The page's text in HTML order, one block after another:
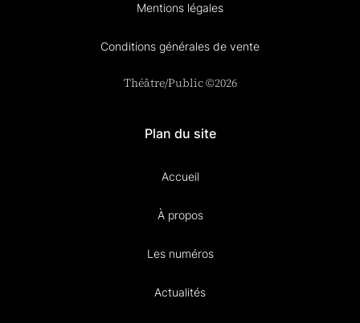
Mentions légales
Conditions générales de vente
Théâtre/Public ©2026
Plan du site
Accueil
À propos
Les numéros
Actualités